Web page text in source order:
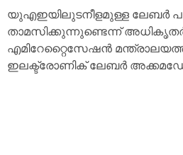
യുഎഇയിലുടനീളമുള്ള ലേബർ
താമസിക്കുന്നുണ്ടെന്ന്
എമിറേറ്റൈസേഷൻ
ഇലക്ട്രോണിക് ലേബർ